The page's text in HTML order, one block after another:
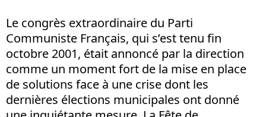
Le congrès extraordinaire du Parti
Communiste Français, qui s’est tenu fin
octobre 2001, était annoncé par la direction
comme un moment fort de la mise en place
de solutions face à une crise dont les
dernières élections municipales ont donné